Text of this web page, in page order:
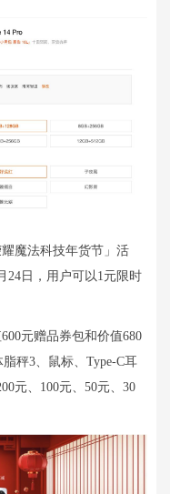
魔法科技年货节」活
24日，用户可以1元限时
元赠品券包和价值680
秤3、鼠标、Type-C耳
元、100元、50元、30